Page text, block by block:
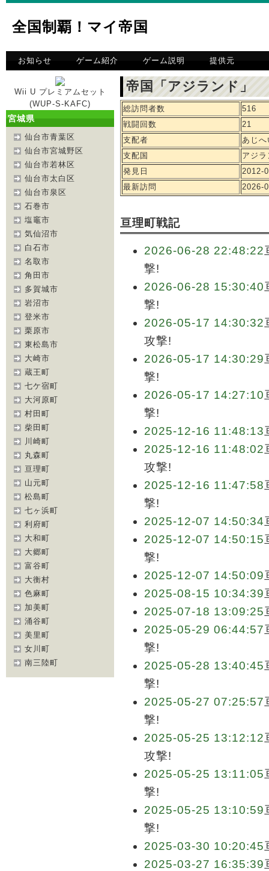
全国制覇！マイ帝国
お知らせ ゲーム紹介 ゲーム説明 提供元
Wii U プレミアムセット
(WUP-S-KAFC)
宮城県
仙台市青葉区
仙台市宮城野区
仙台市若林区
仙台市太白区
仙台市泉区
石巻市
塩竈市
気仙沼市
白石市
名取市
角田市
多賀城市
岩沼市
登米市
栗原市
東松島市
大崎市
蔵王町
七ケ宿町
大河原町
村田町
柴田町
川崎町
丸森町
亘理町
山元町
松島町
七ヶ浜町
利府町
大和町
大郷町
富谷町
大衡村
色麻町
加美町
涌谷町
美里町
女川町
南三陸町
帝国「アジランド」
総訪問者数
516
戦闘回数
21
支配者
あじへ
支配国
アジ
発見日
2012-
最新訪問
2026-
亘理町戦記
2026-06-28 22:48:22
撃!
2026-06-28 15:30:40
撃!
2026-05-17 14:30:32
攻撃!
2026-05-17 14:30:29
撃!
2026-05-17 14:27:10
撃!
2025-12-16 11:48:13
2025-12-16 11:48:02
攻撃!
2025-12-16 11:47:58
撃!
2025-12-07 14:50:34
2025-12-07 14:50:15
撃!
2025-12-07 14:50:09
2025-08-15 10:34:39
2025-07-18 13:09:25
2025-05-29 06:44:57
撃!
2025-05-28 13:40:45
撃!
2025-05-27 07:25:57
撃!
2025-05-25 13:12:12
攻撃!
2025-05-25 13:11:05
撃!
2025-05-25 13:10:59
撃!
2025-03-30 10:20:45
2025-03-27 16:35:39